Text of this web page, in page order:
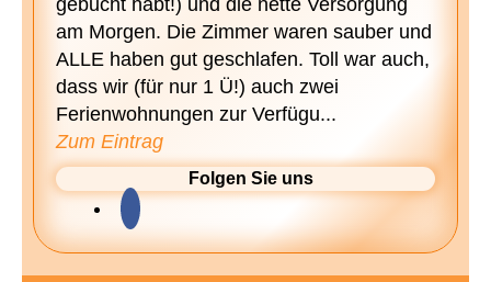
gebucht habt!) und die nette Versorgung
am Morgen. Die Zimmer waren sauber und
ALLE haben gut geschlafen. Toll war auch,
dass wir (für nur 1 Ü!) auch zwei
Ferienwohnungen zur Verfügu...
Zum Eintrag
Folgen Sie uns